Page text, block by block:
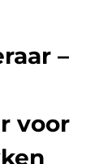
–
voor